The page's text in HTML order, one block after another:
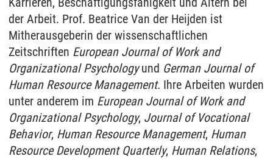
der Arbeit. Prof. Beatrice Van der Heijden ist
Mitherausgeberin der wissenschaftlichen
Zeitschriften European Journal of Work and
Organizational Psychologyund German Journal of
Human Resource Management. Ihre Arbeiten wurden
unter anderem im European Journal of Work and
Organizational Psychology, Journal of Vocational
Behavior, Human Resource Management, Human
Resource Development Quarterly, Human Relations,